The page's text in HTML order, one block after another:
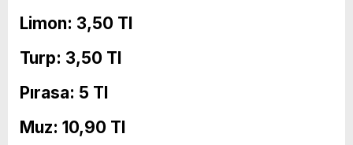
Limon: 3,50 Tl
Turp: 3,50 Tl
Pırasa: 5 Tl
Muz: 10,90 Tl